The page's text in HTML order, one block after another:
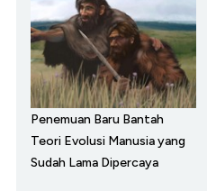
Penemuan Baru Bantah
Teori Evolusi Manusia yang
Sudah Lama Dipercaya